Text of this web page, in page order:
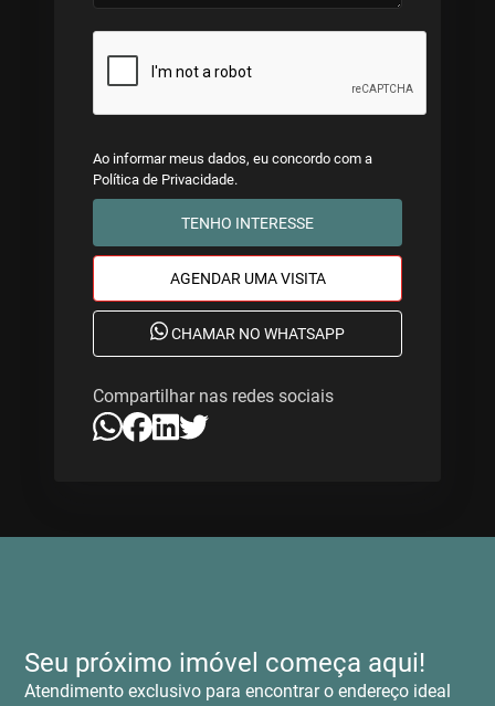
Ao informar meus dados, eu concordo com a
Política de Privacidade.
TENHO INTERESSE
AGENDAR UMA VISITA
CHAMAR NO WHATSAPP
Compartilhar nas redes sociais
Seu próximo imóvel começa aqui!
Atendimento exclusivo para encontrar o endereço ideal